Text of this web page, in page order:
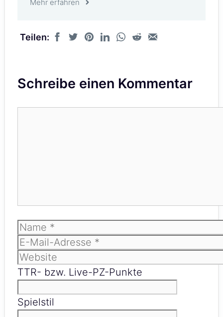
Mehr erfahren
Teilen:
Schreibe einen Kommentar
Name
E-
Mail-
Adresse
Website
TTR- bzw. Live-PZ-Punkte
Spielstil